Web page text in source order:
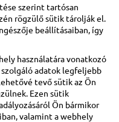
szerint tartósan
rögzülő sütik tárolják el.
beállításaiban, így
használatára vonatkozó
adatok legfeljebb
tevő sütik az Ön
Ezen sütik
Ön bármikor
valamint a webhely